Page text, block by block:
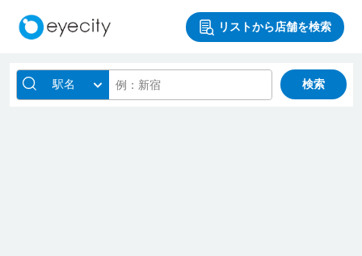
リストから店舗を検索
駅名 検索